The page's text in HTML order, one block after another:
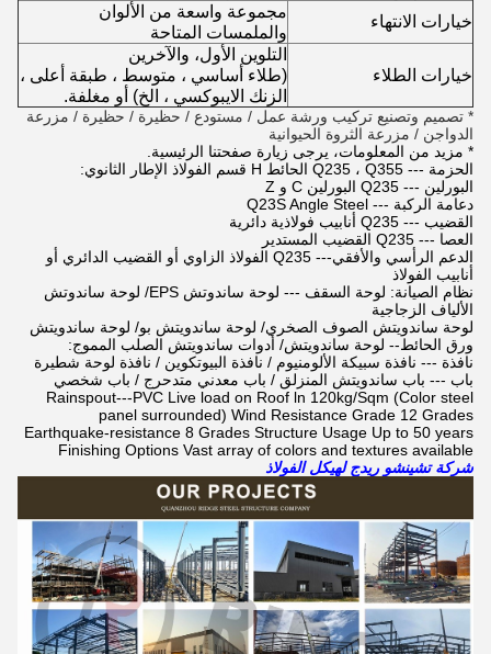
خيارات الانتهاء
مجموعة واسعة من الألوان
والملمسات المتاحة
خيارات الطلاء
التلوين الأول، والآخرين
(طلاء أساسي ، متوسط ، طبقة أعلى ،
الزنك الايبوكسي ، الخ) أو مغلفة.
* تصميم وتصنيع تركيب ورشة عمل / مستودع / حظيرة / حظيرة / مزرعة
الدواجن / مزرعة الثروة الحيوانية
* مزيد من المعلومات، يرجى زيارة صفحتنا الرئيسية.
الحزمة --- Q235 ، Q355 الحائط H قسم الفولاذ الإطار الثانوي:
البورلين --- Q235 البورلين C و Z
دعامة الركبة --- Q23S Angle Steel
القضيب --- Q235 أنابيب فولاذية دائرية
العصا --- Q235 القضيب المستدير
الدعم الرأسي والأفقي--- Q235 الفولاذ الزاوي أو القضيب الدائري أو
أنابيب الفولاذ
نظام الصيانة
: لوحة السقف --- لوحة ساندوتش EPS/ لوحة ساندوتش
الألياف الزجاجية
لوحة ساندويتش الصوف الصخري/ لوحة ساندويتش بو/ لوحة ساندويتش
ورق الحائط-- لوحة ساندويتش/ أدوات ساندويتش الصلب المموج:
نافذة --- نافذة سبيكة الألومنيوم / نافذة البيوتكوين / نافذة لوحة شطيرة
باب --- باب ساندويتش المنزلق / باب معدني متدحرج / باب شخصي
Rainspout---PVC Live load on Roof ln 120kg/Sqm (Color steel
panel surrounded) Wind Resistance Grade 12 Grades
Earthquake-resistance 8 Grades Structure Usage Up to 50 years
Finishing Options Vast array of colors and textures available
شركة تشينشو ريدج لهيكل الفولاذ